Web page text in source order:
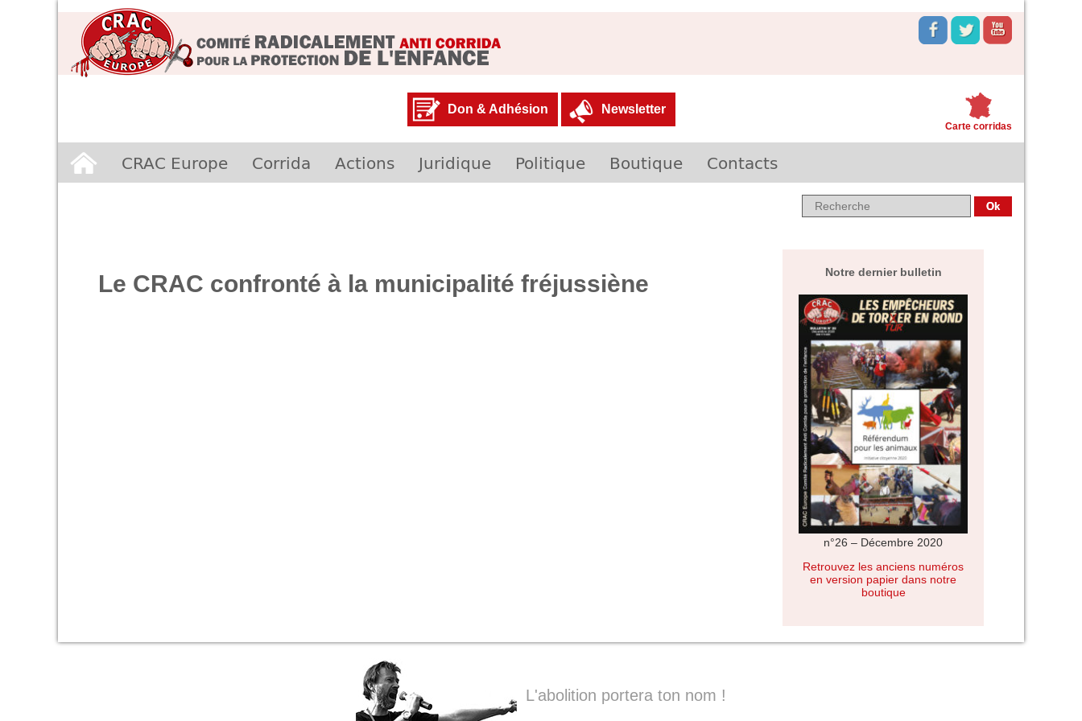
Don & Adhésion Newsletter
Carte corridas
Aller
au
CRAC Europe Corrida Actions Juridique Politique Boutique Contacts
Le CRAC confronté à la municipalité fréjussiène Notre dernier bulletin
n°26 – Décembre 2020
Retrouvez les anciens numéros
en version papier dans notre
boutique
L'abolition portera ton nom !